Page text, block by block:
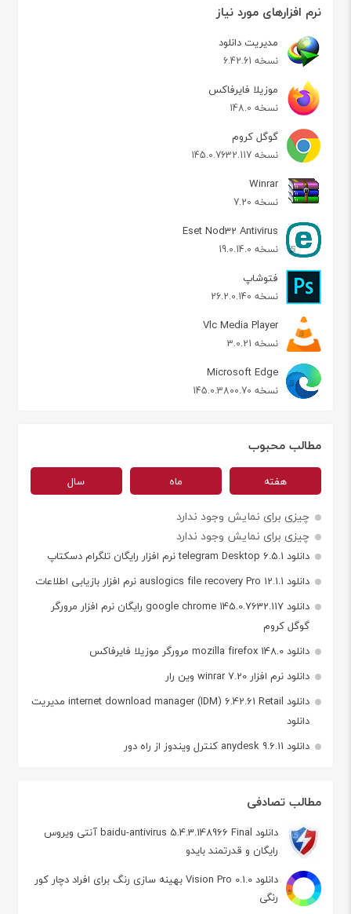
نرم افزارهای مورد نیاز
مدیریت دانلود
نسخه 6.42.61
موزیلا فایرفاکس
نسخه 148.0
گوگل کروم
نسخه 145.0.7632.117
Winrar
نسخه 7.20
Eset Nod32 Antivirus
نسخه 19.0.14.0
فتوشاپ
نسخه 26.2.0.140
Vlc Media Player
نسخه 3.0.21
Microsoft Edge
نسخه 145.0.3800.70
مطالب محبوب
هفته ماه سال
چیزی برای نمایش وجود ندارد
چیزی برای نمایش وجود ندارد
دانلود telegram Desktop 6.5.1 نرم افزار رایگان تلگرام دسکتاپ
دانلود auslogics file recovery Pro 12.1.1 نرم افزار بازیابی اطلاعات
دانلود google chrome 145.0.7632.117 رایگان نرم افزار مرورگر
گوگل کروم
دانلود mozilla firefox 148.0 مرورگر موزیلا فایرفاکس
دانلود نرم افزار winrar 7.20 وین رار
دانلود internet download manager (IDM) 6.42.61 Retail مدیریت
دانلود
دانلود anydesk 9.6.11 کنترل ویندوز از راه دور
مطالب تصادفی
دانلود baidu-antivirus 5.4.3.148966 Final آنتی ویروس
رایگان و قدرتمند بایدو
دانلود Vision Pro 0.1.0 بهینه سازی رنگ برای افراد دچار کور
رنگی